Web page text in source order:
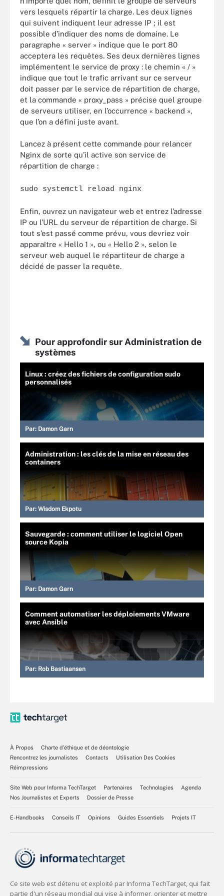
vers lesquels répartir la charge. Les deux lignes
qui suivent indiquent leur adresse IP ; il est
possible d’indiquer des noms de domaine. Le
paragraphe « server » indique que le port 80
acceptera les requêtes. Ses deux dernières lignes
implémentent le service de proxy : le chemin « / »
indique que tout le trafic arrivant sur ce serveur
doit passer par le service de répartition de charge,
et la commande « proxy_pass » précise quel groupe
de serveurs utiliser, en l’occurrence « backend »,
que l’on a défini juste avant.
Lancez à présent cette commande pour relancer
Nginx de sorte qu’il active son service de
répartition de charge :
sudo systemctl reload nginx
Enfin, ouvrez un navigateur web et entrez l’adresse
IP ou l’URL du serveur de répartition de charge. Si
tout s’est passé comme prévu, vous devriez voir
apparaître « Hello 1 », ou « Hello 2 », selon le
serveur web auquel le répartiteur de charge a
décidé de passer la requête.
Pour approfondir sur Administration de
systèmes
Linux : créez des fichiers de configuration sudo
personnalisés
Par: Damon Garn
Administration : les clés de la mise en réseau des
containers
Par: Wisdom Ekpotu
Sauvegarde : comment utiliser le logiciel Open
source Kopia
Par: Damon Garn
Comment automatiser les déploiements VMware
avec Ansible
Par: Rob Bastiaansen
À Propos
Charte d’éthique et de déontologie
Rencontrez les journalistes
Contacts
Utilisation Des Cookies
Réimpressions
Site Web pour Informa TechTarget Partenaires Technologies
Agenda
Nos Journalistes et Experts
Dossier de Presse
E-Handbooks Conseils IT Opinions Guides Essentiels Projets IT